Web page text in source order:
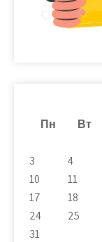
Пн
Вт
3
4
10
11
17
18
24
25
31